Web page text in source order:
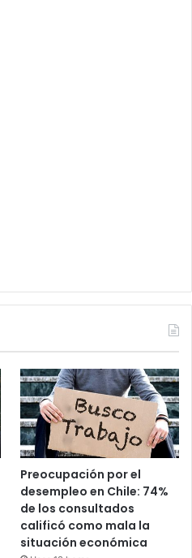
Preocupación por el
desempleo en Chile: 74%
de los consultados
calificó como mala la
situación económica